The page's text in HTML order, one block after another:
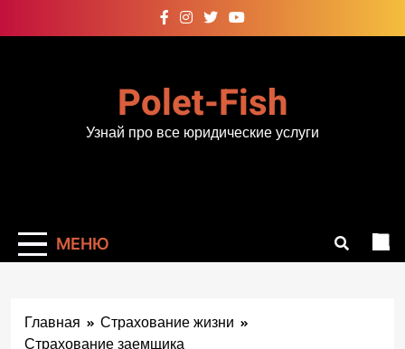
к
Polet-Fish
Узнай про все юридические услуги
МЕНЮ
Главная
Страхование жизни